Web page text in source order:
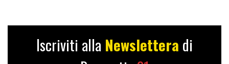
Iscriviti alla Newslettera di